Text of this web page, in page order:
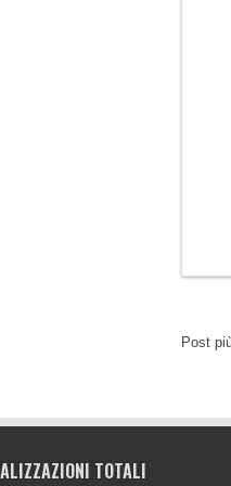
Post
TOTALI